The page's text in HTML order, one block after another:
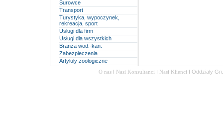
Surowce
Transport
Turystyka, wypoczynek,
rekreacja, sport
Usługi dla firm
Usługi dla wszystkich
Branża wod.-kan.
Zabezpieczenia
Artyluły zoologiczne
O nas I Nasi Konsultanci I Nasi Klienci I Oddziały